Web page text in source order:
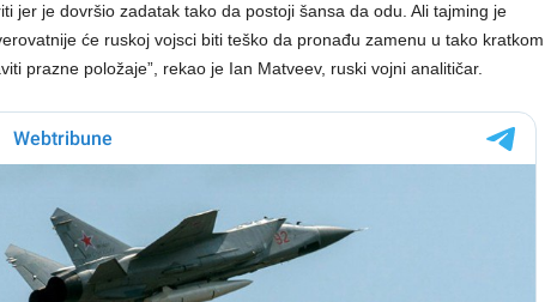
jer je dovršio zadatak tako da postoji šansa da odu. Ali tajming je
će ruskoj vojsci biti teško da pronađu zamenu u tako kratkom
prazne položaje”, rekao je Ian Matveev, ruski vojni analitičar.